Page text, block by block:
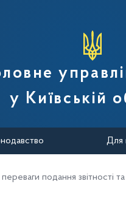
у Київській
Для
переваги подання звітності